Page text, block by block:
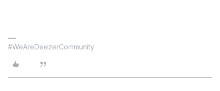
#WeAreDeezerCommunity